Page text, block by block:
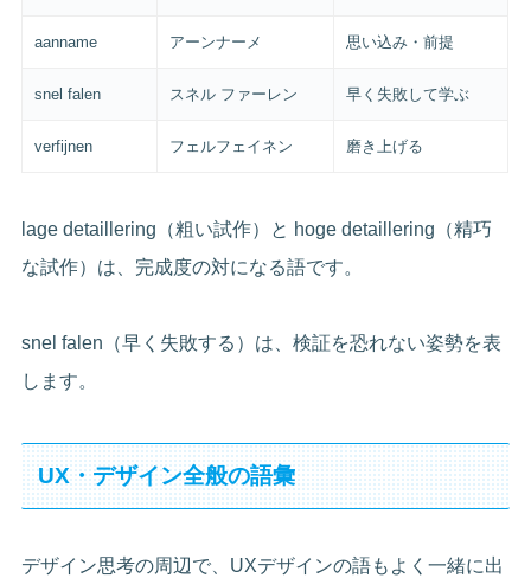
aanname アーンナーメ 思い込み・前提
snel falen スネル ファーレン 早く失敗して学ぶ
verfijnen フェルフェイネン 磨き上げる
lage detaillering（粗い試作）と hoge detaillering（精巧
な試作）は、完成度の対になる語です。
snel falen（早く失敗する）は、検証を恐れない姿勢を表
します。
UX・デザイン全般の語彙
デザイン思考の周辺で、UXデザインの語もよく一緒に出